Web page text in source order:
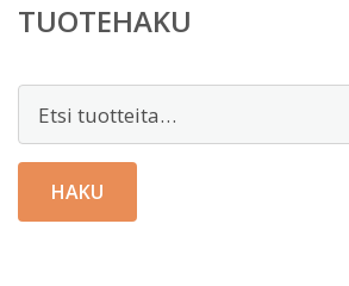
TUOTEHAKU
HAKU